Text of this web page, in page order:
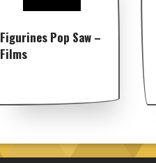
Figurines Pop Saw –
Films